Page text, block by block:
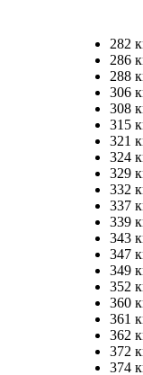
282
286
288
306
308
315
321
324
329
332
337
339
343
347
349
352
360
361
362
372
374